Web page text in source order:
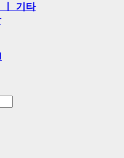
ㅣ 기타